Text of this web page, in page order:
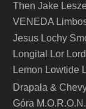
Then Jake
VENEDA
Jesus Lochy
Longital Lor
Lemon Lowtide
Drapała &
Góra M.O.R.O.N.